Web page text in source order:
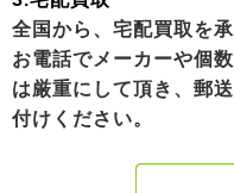
全国から、宅配買取を
お電話でメーカーや個
は厳重にして頂き、郵
付けください。